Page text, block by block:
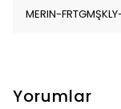
MERIN-
Yorumlar